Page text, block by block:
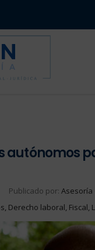
autónomos
Publicado por: Asesoría
Derecho laboral, Fiscal,